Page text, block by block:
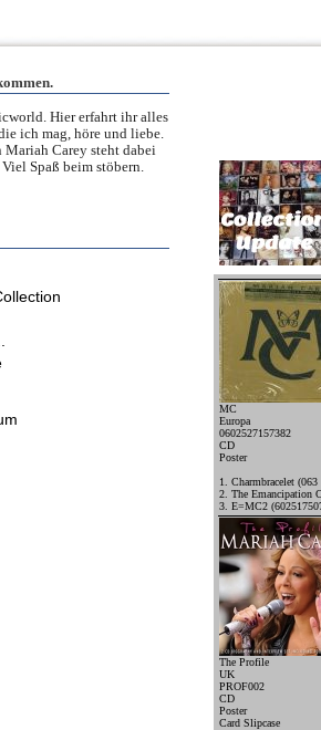
Hier erfahrt ihr alles
ich mag, höre und liebe.
Mariah Carey steht dabei
Spaß beim stöbern.
MC
Europa
0602527157382
CD
Poster
1. Charmbracelet (063
2. The Emancipation
3. E=MC2
The Profile
UK
PROF002
CD
Poster
Card Slipcase